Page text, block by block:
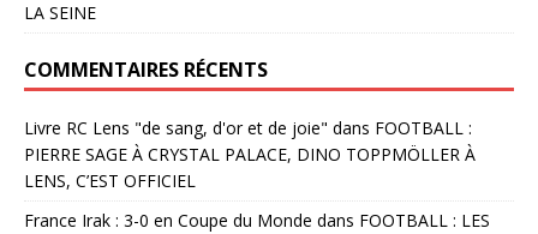
LA SEINE
COMMENTAIRES RÉCENTS
Livre RC Lens "de sang, d'or et de joie" dans FOOTBALL :
PIERRE SAGE À CRYSTAL PALACE, DINO TOPPMÖLLER À
LENS, C’EST OFFICIEL
France Irak : 3-0 en Coupe du Monde dans FOOTBALL : LES